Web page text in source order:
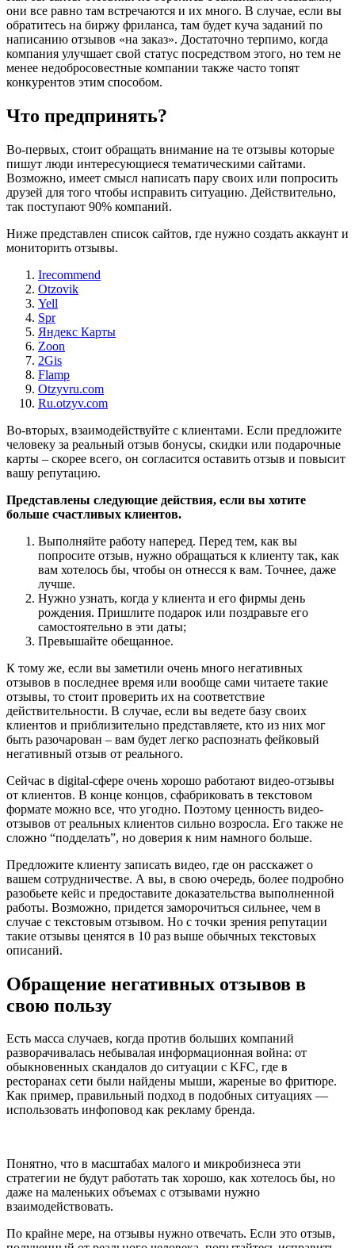
они все равно там встречаются и их много. В случае, если вы
обратитесь на биржу фриланса, там будет куча заданий по
написанию отзывов «на заказ». Достаточно терпимо, когда
компания улучшает свой статус посредством этого, но тем не
менее недобросовестные компании также часто топят
конкурентов этим способом.
Что предпринять?
Во-первых, стоит обращать внимание на те отзывы которые
пишут люди интересующиеся тематическими сайтами.
Возможно, имеет смысл написать пару своих или попросить
друзей для того чтобы исправить ситуацию. Действительно,
так поступают 90% компаний.
Ниже представлен список сайтов, где нужно создать аккаунт и
мониторить отзывы.
Irecommend
Otzovik
Yell
Spr
Яндекс Карты
Zoon
2Gis
Flamp
Otzyvru.com
Ru.otzyv.com
Во-вторых, взаимодействуйте с клиентами. Если предложите
человеку за реальный отзыв бонусы, скидки или подарочные
карты – скорее всего, он согласится оставить отзыв и повысит
вашу репутацию.
Представлены следующие действия, если вы хотите
больше счастливых клиентов.
Выполняйте работу наперед. Перед тем, как вы
попросите отзыв, нужно обращаться к клиенту так, как
вам хотелось бы, чтобы он отнесся к вам. Точнее, даже
лучше.
Нужно узнать, когда у клиента и его фирмы день
рождения. Пришлите подарок или поздравьте его
самостоятельно в эти даты;
Превышайте обещанное.
К тому же, если вы заметили очень много негативных
отзывов в последнее время или вообще сами читаете такие
отзывы, то стоит проверить их на соответствие
действительности. В случае, если вы ведете базу своих
клиентов и приблизительно представляете, кто из них мог
быть разочарован – вам будет легко распознать фейковый
негативный отзыв от реального.
Сейчас в digital-сфере очень хорошо работают видео-отзывы
от клиентов. В конце концов, сфабриковать в текстовом
формате можно все, что угодно. Поэтому ценность видео-
отзывов от реальных клиентов сильно возросла. Его также не
сложно “подделать”, но доверия к ним намного больше.
Предложите клиенту записать видео, где он расскажет о
вашем сотрудничестве. А вы, в свою очередь, более подробно
разобьете кейс и предоставите доказательства выполненной
работы. Возможно, придется заморочиться сильнее, чем в
случае с текстовым отзывом. Но с точки зрения репутации
такие отзывы ценятся в 10 раз выше обычных текстовых
описаний.
Обращение негативных отзывов в
свою пользу
Есть масса случаев, когда против больших компаний
разворачивалась небывалая информационная война: от
обыкновенных скандалов до ситуации с KFC, где в
ресторанах сети были найдены мыши, жареные во фритюре.
Как пример, правильный подход в подобных ситуациях —
использовать инфоповод как рекламу бренда.
Понятно, что в масштабах малого и микробизнеса эти
стратегии не будут работать так хорошо, как хотелось бы, но
даже на маленьких объемах с отзывами нужно
взаимодействовать.
По крайне мере, на отзывы нужно отвечать. Если это отзыв,